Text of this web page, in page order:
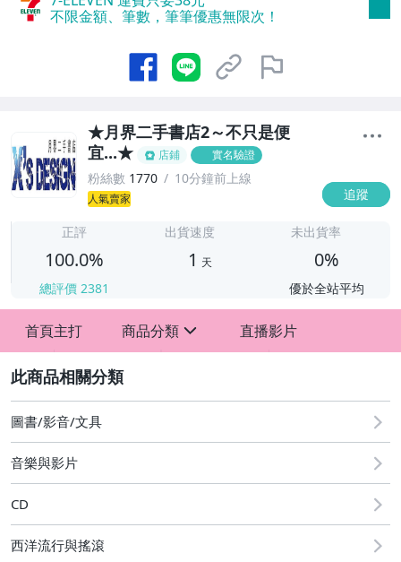
不限金額、筆數，筆筆優惠無限次！
★月界二手書店2～不只是便
宜...★
店鋪 實名驗證
粉絲數 1770 10分鐘前上線
人氣賣家 追蹤
正評
100.0%
總評價 2381
出貨速度
1 天
未出貨率
0%
優於全站平均
首頁主打 商品分類 直播影片
圖書/影音/文具
音樂與影片
CD
西洋流行與搖滾